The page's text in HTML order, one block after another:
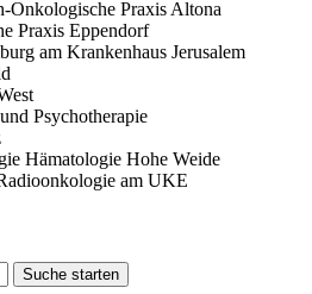
Onkologische Praxis Altona
Praxis Eppendorf
am Krankenhaus Jerusalem
Psychotherapie
Hämatologie Hohe Weide
am UKE
Suche starten